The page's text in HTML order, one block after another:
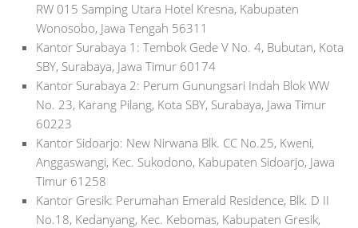
RW 015 Samping Utara Hotel Kresna, Kabupaten
Wonosobo, Jawa Tengah 56311
Kantor Surabaya 1: Tembok Gede V No. 4, Bubutan, Kota
SBY, Surabaya, Jawa Timur 60174
Kantor Surabaya 2: Perum Gunungsari Indah Blok WW
No. 23, Karang Pilang, Kota SBY, Surabaya, Jawa Timur
60223
Kantor Sidoarjo: New Nirwana Blk. CC No.25, Kweni,
Anggaswangi, Kec. Sukodono, Kabupaten Sidoarjo, Jawa
Timur 61258
Kantor Gresik: Perumahan Emerald Residence, Blk. D II
No.18, Kedanyang, Kec. Kebomas, Kabupaten Gresik,